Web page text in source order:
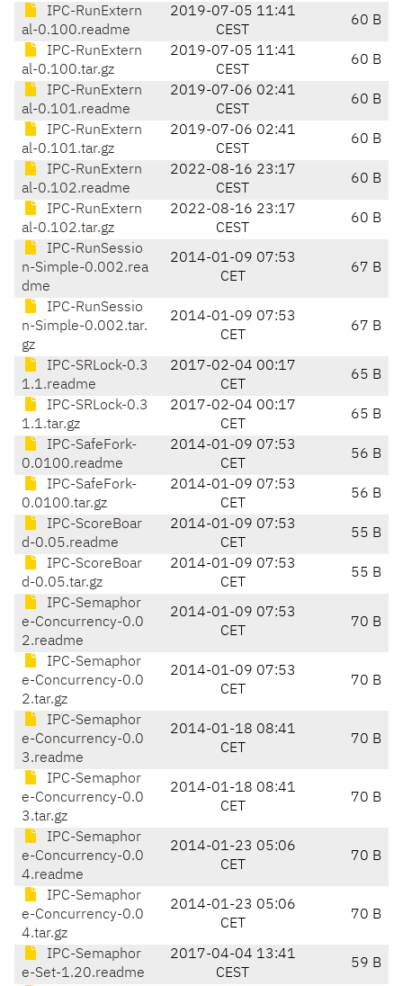
IPC-RunExtern
al-0.100.readme
2019-07-05 11:41
CEST
60 B
IPC-RunExtern
al-0.100.tar.gz
2019-07-05 11:41
CEST
60 B
IPC-RunExtern
al-0.101.readme
2019-07-06 02:41
CEST
60 B
IPC-RunExtern
al-0.101.tar.gz
2019-07-06 02:41
CEST
60 B
IPC-RunExtern
al-0.102.readme
2022-08-16 23:17
CEST
60 B
IPC-RunExtern
al-0.102.tar.gz
2022-08-16 23:17
CEST
60 B
IPC-RunSessio
n-Simple-0.002.rea
dme
2014-01-09 07:53
CET
67 B
IPC-RunSessio
n-Simple-0.002.tar.
gz
2014-01-09 07:53
CET
67 B
IPC-SRLock-0.3
1.1.readme
2017-02-04 00:17
CET
65 B
IPC-SRLock-0.3
1.1.tar.gz
2017-02-04 00:17
CET
65 B
IPC-SafeFork-
0.0100.readme
2014-01-09 07:53
CET
56 B
IPC-SafeFork-
0.0100.tar.gz
2014-01-09 07:53
CET
56 B
IPC-ScoreBoar
d-0.05.readme
2014-01-09 07:53
CET
55 B
IPC-ScoreBoar
d-0.05.tar.gz
2014-01-09 07:53
CET
55 B
IPC-Semaphor
e-Concurrency-0.0
2.readme
2014-01-09 07:53
CET
70 B
IPC-Semaphor
e-Concurrency-0.0
2.tar.gz
2014-01-09 07:53
CET
70 B
IPC-Semaphor
e-Concurrency-0.0
3.readme
2014-01-18 08:41
CET
70 B
IPC-Semaphor
e-Concurrency-0.0
3.tar.gz
2014-01-18 08:41
CET
70 B
IPC-Semaphor
e-Concurrency-0.0
4.readme
2014-01-23 05:06
CET
70 B
IPC-Semaphor
e-Concurrency-0.0
4.tar.gz
2014-01-23 05:06
CET
70 B
IPC-Semaphor
e-Set-1.20.readme
2017-04-04 13:41
CEST
59 B